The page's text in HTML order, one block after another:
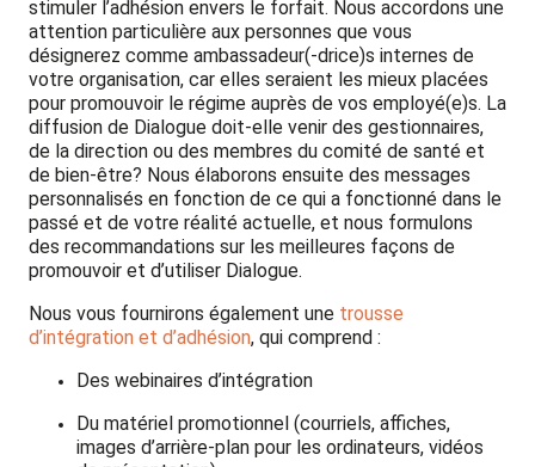
stimuler l’adhésion envers le forfait. Nous accordons une
attention particulière aux personnes que vous
désignerez comme ambassadeur(-drice)s internes de
votre organisation, car elles seraient les mieux placées
pour promouvoir le régime auprès de vos employé(e)s. La
diffusion de Dialogue doit-elle venir des gestionnaires,
de la direction ou des membres du comité de santé et
de bien-être? Nous élaborons ensuite des messages
personnalisés en fonction de ce qui a fonctionné dans le
passé et de votre réalité actuelle, et nous formulons
des recommandations sur les meilleures façons de
promouvoir et d’utiliser Dialogue.
Nous vous fournirons également une trousse
d’intégration et d’adhésion, qui comprend :
Des webinaires d’intégration
Du matériel promotionnel (courriels, affiches,
images d’arrière-plan pour les ordinateurs, vidéos